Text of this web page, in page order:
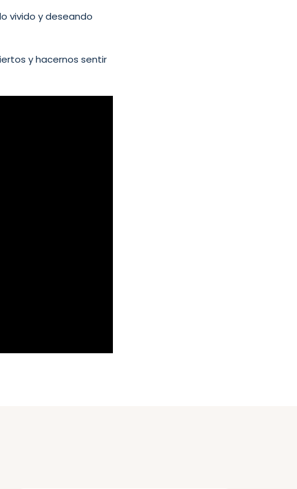
vivido y deseando
y hacernos sentir